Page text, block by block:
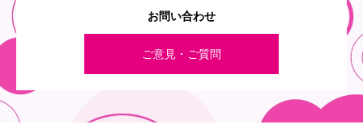
お問い合わせ
ご意見・ご質問